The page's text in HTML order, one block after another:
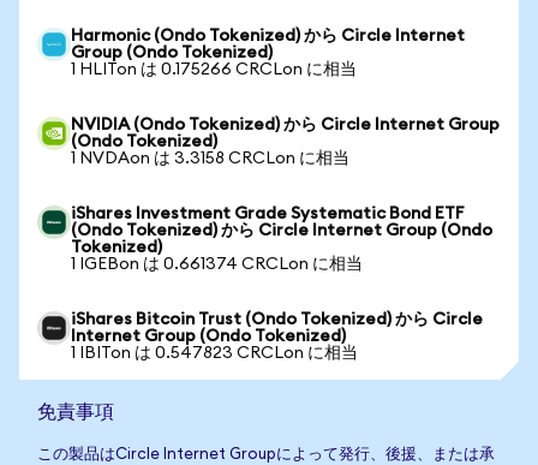
Harmonic (Ondo Tokenized) から Circle Internet
Group (Ondo Tokenized)
1 HLITon は 0.175266 CRCLon に相当
NVIDIA (Ondo Tokenized) から Circle Internet Group
(Ondo Tokenized)
1 NVDAon は 3.3158 CRCLon に相当
iShares Investment Grade Systematic Bond ETF
(Ondo Tokenized) から Circle Internet Group (Ondo
Tokenized)
1 IGEBon は 0.661374 CRCLon に相当
iShares Bitcoin Trust (Ondo Tokenized) から Circle
Internet Group (Ondo Tokenized)
1 IBITon は 0.547823 CRCLon に相当
免責事項
この製品はCircle Internet Groupによって発行、後援、または承